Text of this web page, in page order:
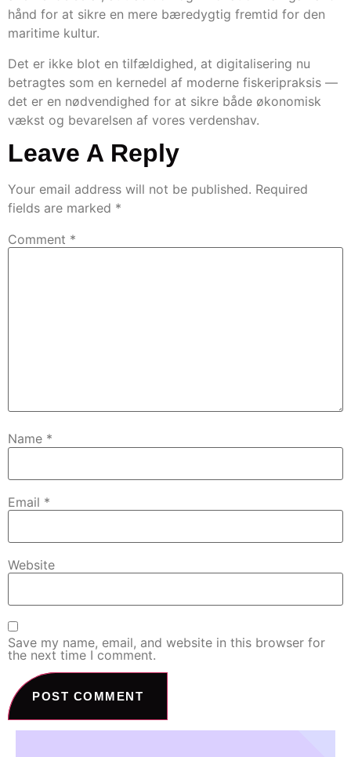
hånd for at sikre en mere bæredygtig fremtid for den
maritime kultur.
Det er ikke blot en tilfældighed, at digitalisering nu
betragtes som en kernedel af moderne fiskeripraksis —
det er en nødvendighed for at sikre både økonomisk
vækst og bevarelsen af vores verdenshav.
Leave A Reply
Your email address will not be published. Required
fields are marked *
Comment *
Name *
Email *
Website
Save my name, email, and website in this browser for
the next time I comment.